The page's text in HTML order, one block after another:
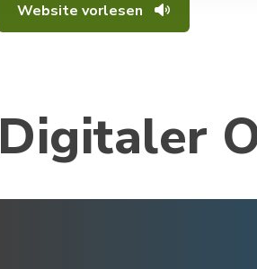
Website vorlesen
Digitaler